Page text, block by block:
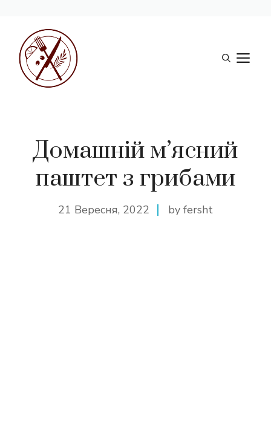
вмісту
Домашній м’ясний
паштет з грибами
21 Вересня, 2022 by fersht